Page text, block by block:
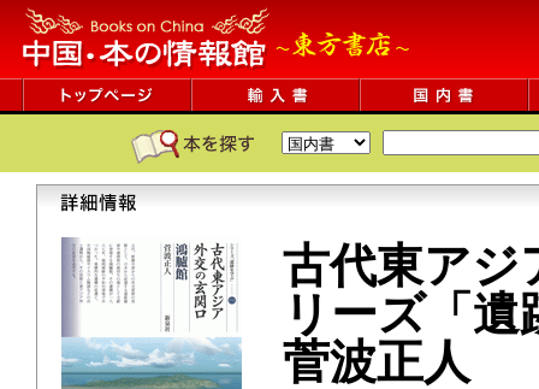
古代東ア
リーズ「
菅波正人